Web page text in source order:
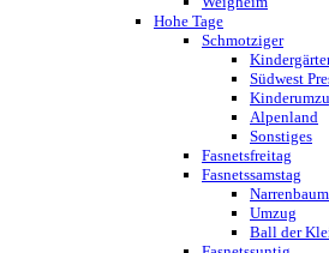
Hohe Tage
Schmotziger
Südwest
Alpenland
Sonstiges
Fasnetsfreitag
Fasnetssamstag
Umzug
Ball der